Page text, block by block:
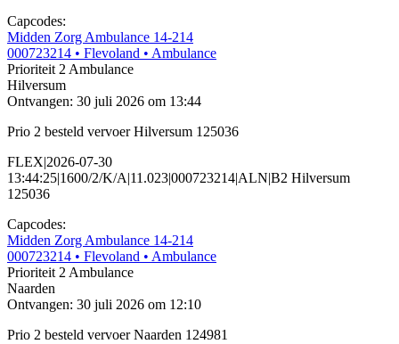
Capcodes:
Midden Zorg Ambulance 14-214
000723214 • Flevoland • Ambulance
Prioriteit 2 Ambulance
Hilversum
Ontvangen: 30 juli 2026 om 13:44
Prio 2 besteld vervoer Hilversum 125036
FLEX|2026-07-30
13:44:25|1600/2/K/A|11.023|000723214|ALN|B2 Hilversum
125036
Capcodes:
Midden Zorg Ambulance 14-214
000723214 • Flevoland • Ambulance
Prioriteit 2 Ambulance
Naarden
Ontvangen: 30 juli 2026 om 12:10
Prio 2 besteld vervoer Naarden 124981